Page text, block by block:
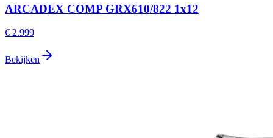
ARCADEX COMP GRX610/822 1x12
€ 2.999
Bekijken